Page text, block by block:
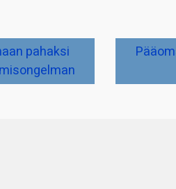
pahaksi